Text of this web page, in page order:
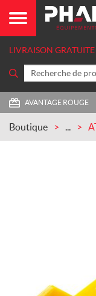
LIVRAISON
AVANTAGE ROUGE
Boutique ...